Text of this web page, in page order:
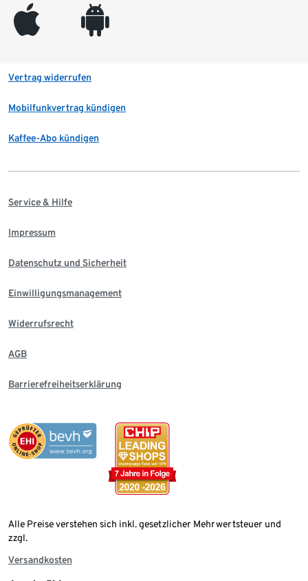
appleinc android
Vertrag widerrufen
Mobilfunkvertrag kündigen
Kaffee-Abo kündigen
Service & Hilfe
Impressum
Datenschutz und Sicherheit
Einwilligungsmanagement
Widerrufsrecht
AGB
Barrierefreiheitserklärung
Alle Preise verstehen sich inkl. gesetzlicher Mehrwertsteuer und
zzgl.
Versandkosten